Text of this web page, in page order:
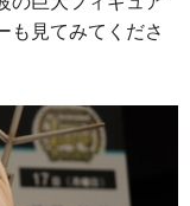
も見てみてくださ